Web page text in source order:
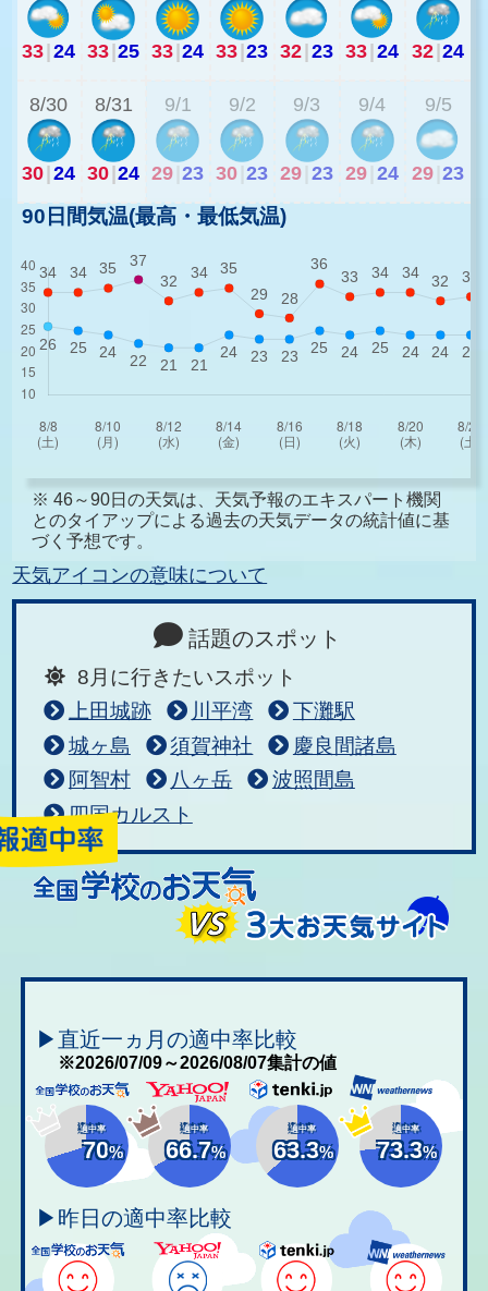
33 24 33 25 33 24 33 23 32 23 33 24 32 24
8/30
30 24
8/31
30 24
9/1
29 23
9/2
30 23
9/3
29 23
9/4
29 24
9/5
29 23
90日間気温(最高・最低気温)
※ 46～90日の天気は、天気予報のエキスパート機関
とのタイアップによる過去の天気データの統計値に基
づく予想です。
天気アイコンの意味について
話題のスポット
8月に行きたいスポット
上田城跡
川平湾
下灘駅
城ヶ島
須賀神社
慶良間諸島
阿智村
八ヶ岳
波照間島
四国カルスト
▶直近一ヵ月の適中率比較
※2026/07/09～2026/08/07集計の値
適中率
70%
適中率
66.7%
適中率
63.3%
適中率
73.3%
▶昨日の適中率比較